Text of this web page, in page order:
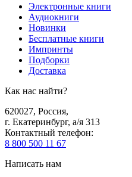
Электронные книги
Аудиокниги
Новинки
Бесплатные книги
Импринты
Подборки
Доставка
Как нас найти?
620027, Россия,
г. Екатеринбург, а/я 313
Контактный телефон:
8 800 500 11 67
Написать нам